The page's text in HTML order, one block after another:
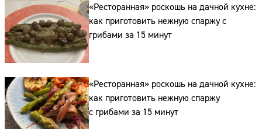
«Ресторанная» роскошь на дачной кухне:
как приготовить нежную спаржу с
грибами за 15 минут
«Ресторанная» роскошь на дачной кухне:
как приготовить нежную спаржу
с грибами за 15 минут
Адрес: